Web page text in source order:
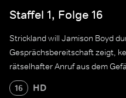
Staffel 1, Folge 16
Strickland will Jamison Boyd
Gesprächsbereitschaft zeigt,
rätselhafter Anruf aus dem
16 HD